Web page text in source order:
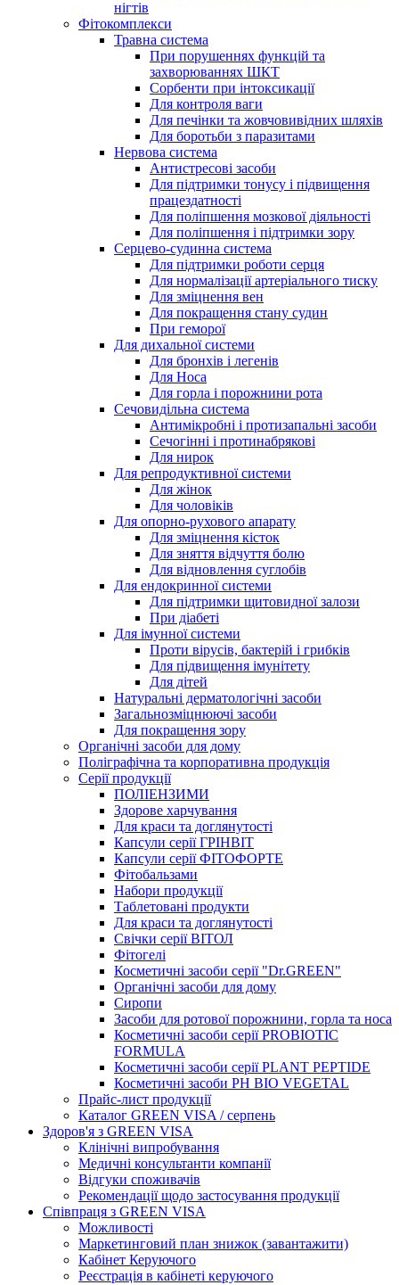
нігтів
Фітокомплекси
Травна система
При порушеннях функцій та
захворюваннях ШКТ
Сорбенти при інтоксикації
Для контроля ваги
Для печінки та жовчовивідних шляхів
Для боротьби з паразитами
Нервова система
Антистресові засоби
Для підтримки тонусу і підвищення
працездатності
Для поліпшення мозкової діяльності
Для поліпшення і підтримки зору
Серцево-судинна система
Для підтримки роботи серця
Для нормалізації артеріального тиску
Для зміцнення вен
Для покращення стану судин
При геморої
Для дихальної системи
Для бронхів і легенів
Для Носа
Для горла і порожнини рота
Сечовидільна система
Антимікробні і протизапальні засоби
Сечогінні і протинабрякові
Для нирок
Для репродуктивної системи
Для жінок
Для чоловіків
Для опорно-рухового апарату
Для зміцнення кісток
Для зняття відчуття болю
Для відновлення суглобів
Для ендокринної системи
Для підтримки щитовидної залози
При діабеті
Для імунної системи
Проти вірусів, бактерій і грибків
Для підвищення імунітету
Для дітей
Натуральні дерматологічні засоби
Загальнозміцнюючі засоби
Для покращення зору
Органічні засоби для дому
Поліграфічна та корпоративна продукція
Серії продукції
ПОЛІЕНЗИМИ
Здорове харчування
Для краси та доглянутості
Капсули серії ГРІНВІТ
Капсули серії ФІТОФОРТЕ
Фітобальзами
Набори продукції
Таблетовані продукти
Для краси та доглянутості
Свічки серії ВІТОЛ
Фітогелі
Косметичні засоби серії "Dr.GREEN"
Органічні засоби для дому
Сиропи
Засоби для ротової порожнини, горла та носа
Косметичні засоби серії PROBIOTIC
FORMULA
Косметичні засоби серії PLANT PEPTIDE
Косметичні засоби PH BIO VEGETAL
Прайс-лист продукції
Каталог GREEN VISA / серпень
Здоров'я з GREEN VISA
Клінічні випробування
Медичні консультанти компанії
Відгуки споживачів
Рекомендації щодо застосування продукції
Співпраця з GREEN VISA
Можливості
Маркетинговий план знижок (завантажити)
Кабінет Керуючого
Реєстрація в кабінеті керуючого